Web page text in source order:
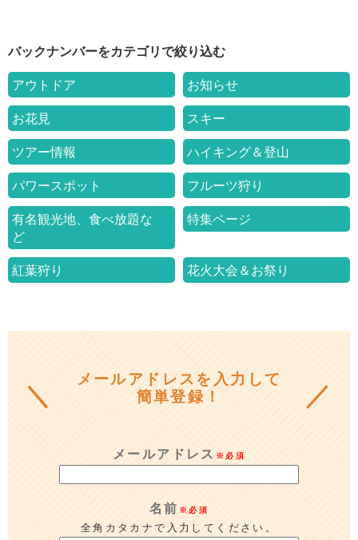
b
o
o
k
t
r
バックナンバーをカテゴリで絞り込む
アウトドア お知らせ
お花見 スキー
ツアー情報 ハイキング＆登山
パワースポット フルーツ狩り
有名観光地、食べ放題な
ど
特集ページ
紅葉狩り 花火大会＆お祭り
メールアドレスを入力して
簡単登録！
メールアドレス ※必須
名前 ※必須
全角カタカナで入力してください。